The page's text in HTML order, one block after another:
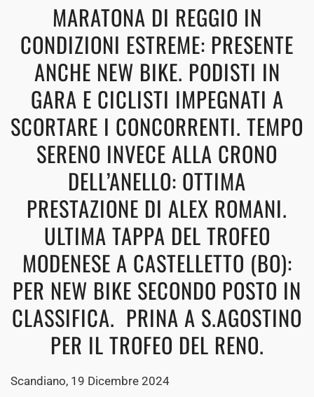
MARATONA DI REGGIO IN
CONDIZIONI ESTREME: PRESENTE
ANCHE NEW BIKE. PODISTI IN
GARA E CICLISTI IMPEGNATI A
SCORTARE I CONCORRENTI. TEMPO
SERENO INVECE ALLA CRONO
DELL’ANELLO: OTTIMA
PRESTAZIONE DI ALEX ROMANI.
ULTIMA TAPPA DEL TROFEO
MODENESE A CASTELLETTO (BO):
PER NEW BIKE SECONDO POSTO IN
CLASSIFICA. PRINA A S.AGOSTINO
PER IL TROFEO DEL RENO.
Scandiano, 19 Dicembre 2024